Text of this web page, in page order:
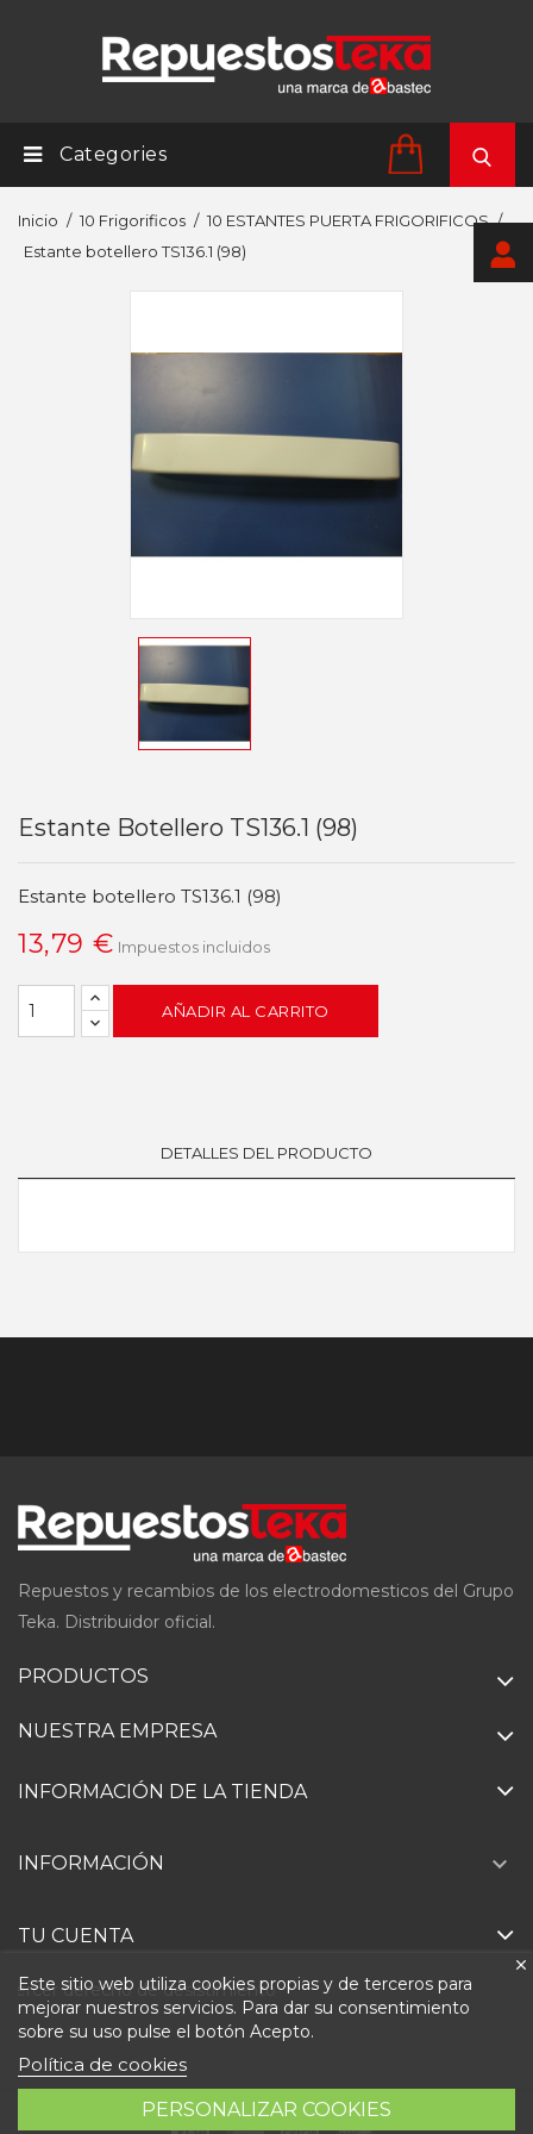
Categories
Inicio 10 Frigorificos
10 ESTANTES PUERTA FRIGORIFICOS
Estante botellero TS136.1 (98)
Estante Botellero TS136.1 (98)
Estante botellero TS136.1 (98)
13,79 € Impuestos incluidos
AÑADIR AL CARRITO
DETALLES DEL PRODUCTO
Repuestos y recambios de los electrodomesticos del Grupo
Teka. Distribuidor oficial.
PRODUCTOS
NUESTRA EMPRESA
INFORMACIÓN DE LA TIENDA
Este sitio web utiliza cookies propias y de terceros para
mejorar nuestros servicios. Para dar su consentimiento
sobre su uso pulse el botón Acepto.
Política de cookies
PERSONALIZAR COOKIES
INFORMACIÓN 
TU CUENTA
Ejercer derecho de desistimiento